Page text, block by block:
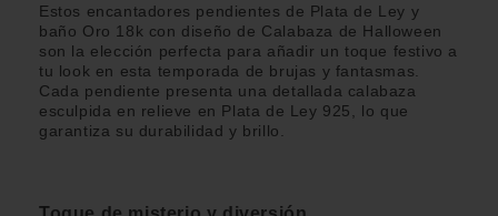
Estos encantadores pendientes de Plata de Ley y
baño Oro 18k con diseño de Calabaza de Halloween
son la elección perfecta para añadir un toque festivo a
tu look en esta temporada de brujas y fantasmas.
Cada pendiente presenta una detallada calabaza
esculpida en relieve en Plata de Ley 925, lo que
garantiza su durabilidad y brillo.